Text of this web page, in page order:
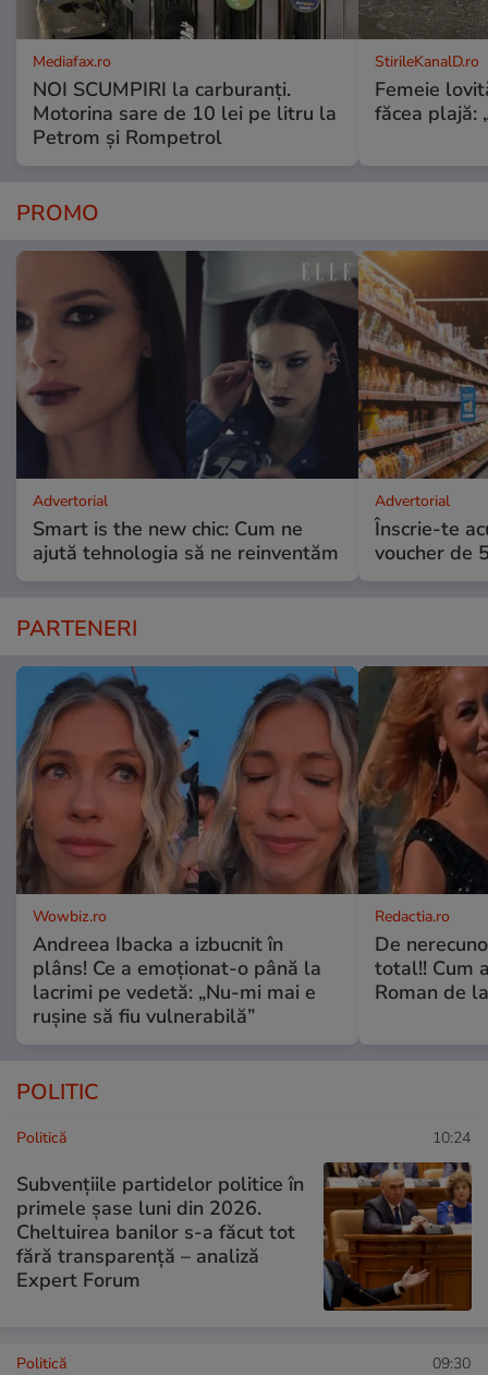
Mediafax.ro
NOI SCUMPIRI la carburanți.
Motorina sare de 10 lei pe litru la
Petrom și Rompetrol
StirileKanalD.ro
Femeie
făcea plajă:
PROMO
Advertorial
Smart is the new chic: Cum ne
ajută tehnologia să ne reinventăm
Advertorial
Înscrie-te
voucher de
PARTENERI
Wowbiz.ro
Andreea Ibacka a izbucnit în
plâns! Ce a emoționat-o până la
lacrimi pe vedetă: „Nu-mi mai e
rușine să fiu vulnerabilă”
Redactia.ro
De
total!! Cum
Roman de
POLITIC
Politică 10:24
Subvențiile partidelor politice în
primele șase luni din 2026.
Cheltuirea banilor s-a făcut tot
fără transparență – analiză
Expert Forum
Politică 09:30